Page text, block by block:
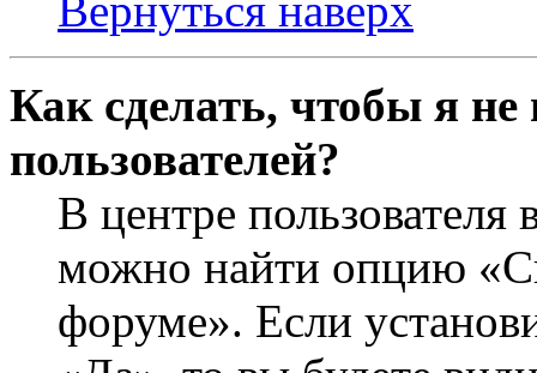
Как сделать, чтобы я
пользователей?
В центре
можно найти опцию
форуме». Если